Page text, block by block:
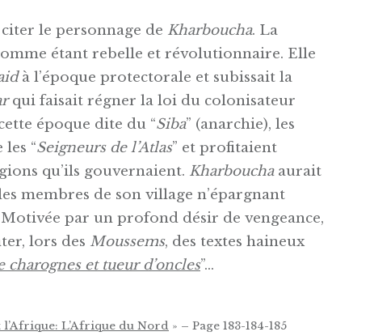
le personnage de Kharboucha. La
étant rebelle et révolutionnaire. Elle
à l’époque protectorale et subissait la
qui faisait régner la loi du colonisateur
époque dite du “Siba” (anarchie), les
“Seigneurs de l’Atlas” et profitaient
qu’ils gouvernaient. Kharbouchaaurait
membres de son village n’épargnant
par un profond désir de vengeance,
lors des Moussems, des textes haineux
charognes et tueur d’oncles”…
L’Afrique du Nord » – Page 183-184-185